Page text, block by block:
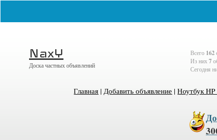
NaxY
Доска частных объявлений
Всего 162
Из них 7
Сегодня
Главная |Добавить объявление |Ноутбук